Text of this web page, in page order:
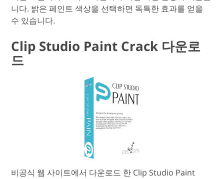
니다. 밝은 페인트 색상을 선택하면 독특한 효과를 얻을
수 있습니다.
Clip Studio Paint Crack 다운로
드
비공식 웹 사이트에서 다운로드 한 Clip Studio Paint